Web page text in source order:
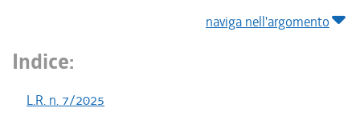
naviga nell'argomento
Indice:
L.R. n. 7/2025